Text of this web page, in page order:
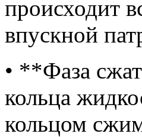
происходит
впускной
• **Фаза
кольца
кольцом